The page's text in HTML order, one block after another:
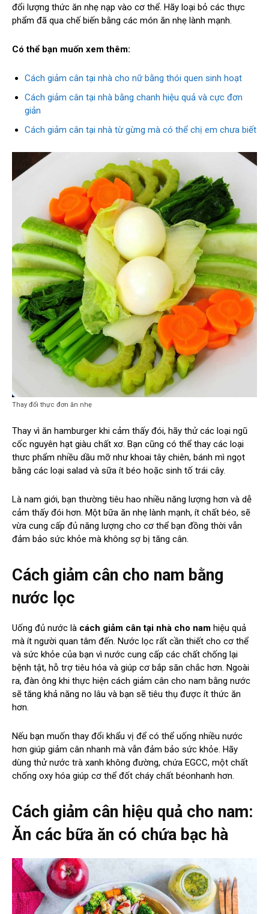
đổi lượng thức ăn nhẹ nạp vào cơ thể. Hãy loại bỏ các thực
phẩm đã qua chế biến bằng các món ăn nhẹ lành mạnh.
Có thể bạn muốn xem thêm:
Cách giảm cân tại nhà cho nữ bằng thói quen sinh hoạt
Cách giảm cân tại nhà bằng chanh hiệu quả và cực đơn
giản
Cách giảm cân tại nhà từ gừng mà có thể chị em chưa biết
Thay đổi thực đơn ăn nhẹ
Thay vì ăn hamburger khi cảm thấy đói, hãy thử các loại ngũ
cốc nguyên hạt giàu chất xơ. Bạn cũng có thể thay các loại
thưc phẩm nhiều dầu mỡ như khoai tây chiên, bánh mì ngọt
bằng các loại salad và sữa ít béo hoặc sinh tố trái cây.
Là nam giới, bạn thường tiêu hao nhiều năng lượng hơn và dễ
cảm thấy đói hơn. Một bữa ăn nhẹ lành mạnh, ít chất béo, sẽ
vừa cung cấp đủ năng lượng cho cơ thể bạn đồng thời vẫn
đảm bảo sức khỏe mà không sợ bị tăng cân.
Cách giảm cân cho nam bằng
nước lọc
Uống đủ nước là cách giảm cân tại nhà cho nam hiệu quả
mà ít người quan tâm đến. Nước lọc rất cần thiết cho cơ thể
và sức khỏe của bạn vì nước cung cấp các chất chống lại
bệnh tật, hỗ trợ tiêu hóa và giúp cơ bắp săn chắc hơn. Ngoài
ra, đàn ông khi thực hiện cách giảm cân cho nam bằng nước
sẽ tăng khả năng no lâu và bạn sẽ tiêu thụ được ít thức ăn
hơn.
Nếu bạn muốn thay đổi khẩu vị để có thể uống nhiều nước
hơn giúp giảm cân nhanh mà vẫn đảm bảo sức khỏe. Hãy
dùng thử nước trà xanh không đường, chứa EGCC, một chất
chống oxy hóa giúp cơ thể đốt cháy chất béonhanh hơn.
Cách giảm cân hiệu quả cho nam:
Ăn các bữa ăn có chứa bạc hà